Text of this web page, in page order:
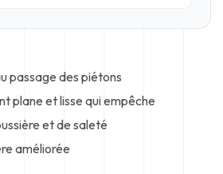
passage des piétons
plane et lisse qui empêche
et de saleté
améliorée